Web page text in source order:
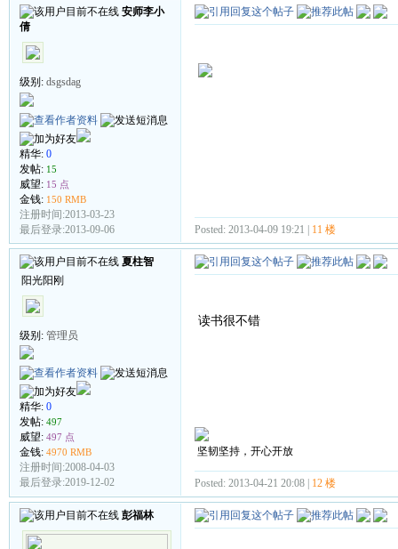
安师李小
倩
级别: dsgsdag
精华: 0
发帖: 15
威望: 15 点
金钱: 150 RMB
注册时间:2013-03-23
最后登录:2013-09-06
Posted: 2013-04-09 19:21 | 11 楼
夏柱智
阳光阳刚
级别: 管理员
精华: 0
发帖: 497
威望: 497 点
金钱: 4970 RMB
注册时间:2008-04-03
最后登录:2019-12-02
读书很不错
坚韧坚持，开心开放
Posted: 2013-04-21 20:08 | 12 楼
彭福林